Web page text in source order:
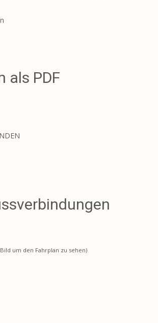
als PDF
um den Fahrplan zu sehen)